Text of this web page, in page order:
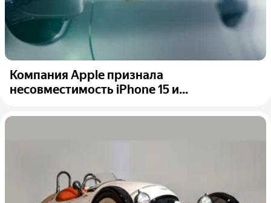
Компания Apple признала
несовместимость iPhone 15 и...